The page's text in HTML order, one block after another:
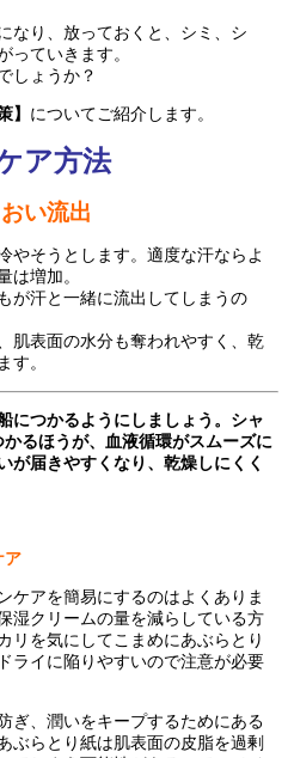
なり、放っておくと、シミ、シ
っていきます。
しょうか？
】 についてご紹介します。
ア方法
い流出
やそうとします。適度な汗ならよ
は増加。
が汗と一緒に流出してしまうの
肌表面の水分も奪われやすく、乾
す。
につかるようにしましょう。シャ
るほうが、血液循環がスムーズに
が届きやすくなり、乾燥しにくく
ア
ケアを簡易にするのはよくありま
湿クリームの量を減らしている方
リを気にしてこまめにあぶらとり
ライに陥りやすいので注意が必要
ぎ、潤いをキープするためにある
ぶらとり紙は肌表面の皮脂を過剰